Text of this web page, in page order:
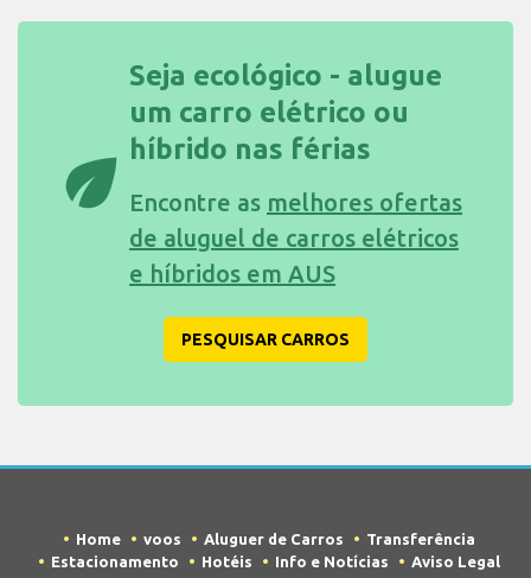
eco
Seja ecológico - alugue
um carro elétrico ou
híbrido nas férias
Encontre as melhores ofertas
de aluguel de carros elétricos
e híbridos em AUS
PESQUISAR CARROS
Home voos Aluguer de Carros
Transferência
Estacionamento
Hotéis Info e Notícias
Aviso Legal